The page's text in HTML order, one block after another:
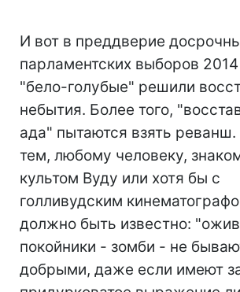
И вот в преддверие
парламентских выборов 2014
"бело-голубые" решили
небытия. Более того,
ада" пытаются взять
тем, любому человеку,
культом Вуду или хотя бы с
голливудским
должно быть известно:
покойники - зомби - не
добрыми, даже если имеют